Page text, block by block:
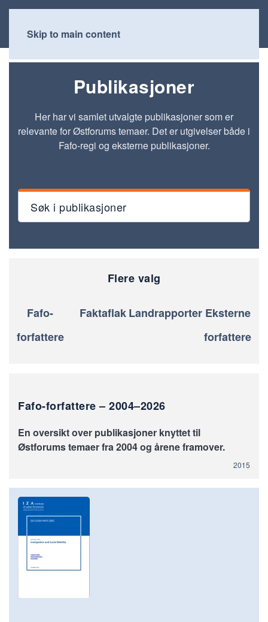
Skip to main content
Publikasjoner
Her har vi samlet utvalgte publikasjoner som er
relevante for Østforums temaer. Det er utgivelser både i
Fafo-regi og eksterne publikasjoner.
Søk i publikasjoner
Flere valg
Fafo-
forfattere
Faktaflak Landrapporter Eksterne
forfattere
Fafo-forfattere – 2004–2026
En oversikt over publikasjoner knyttet til
Østforums temaer fra 2004 og årene framover.
2015